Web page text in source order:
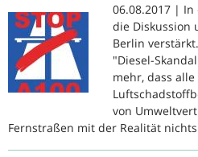
06.08.2017 | In
die Diskussion
Berlin
"Diesel-
mehr, dass
von
Fernstraßen mit der Realität